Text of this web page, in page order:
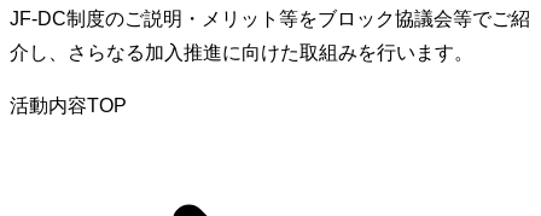
JF-DC制度のご説明・メリット等をブロック協議会等でご紹
介し、さらなる加入推進に向けた取組みを行います。
活動内容TOP